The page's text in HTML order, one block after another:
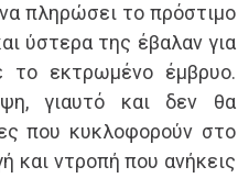
πληρώσει το πρόστιμο
ύστερα της έβαλαν για
το εκτρωμένο έμβρυο.
γιαυτό και δεν θα
που κυκλοφορούν στο
και ντροπή που ανήκεις